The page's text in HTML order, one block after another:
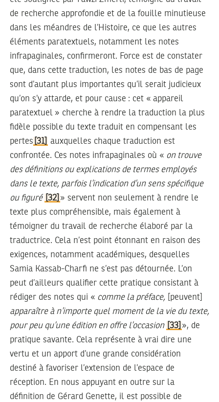
de recherche approfondie et de la fouille minutieuse
dans les méandres de l’Histoire, ce que les autres
éléments paratextuels, notamment les notes
infrapaginales, confirmeront. Force est de constater
que, dans cette traduction, les notes de bas de page
sont d’autant plus importantes qu’il serait judicieux
qu’on s’y attarde, et pour cause : cet « appareil
paratextuel » cherche à rendre la traduction la plus
fidèle possible du texte traduit en compensant les
pertes [31]
auxquelles chaque traduction est
confrontée. Ces notes infrapaginales où « on trouve
des définitions ou explications de termes employés
dans le texte, parfois l’indication d’un sens spécifique
ou figuré
[32] » servent non seulement à rendre le
texte plus compréhensible, mais également à
témoigner du travail de recherche élaboré par la
traductrice. Cela n’est point étonnant en raison des
exigences, notamment académiques, desquelles
Samia Kassab-Charfi ne s’est pas détournée. L’on
peut d’ailleurs qualifier cette pratique consistant à
rédiger des notes qui « comme la préface, [peuvent]
apparaître à n’importe quel moment de la vie du texte,
pour peu qu’une édition en offre l’occasion
[33] », de
pratique savante. Cela représente à vrai dire une
vertu et un apport d’une grande considération
destiné à favoriser l’extension de l’espace de
réception. En nous appuyant en outre sur la
définition de Gérard Genette, il est possible de